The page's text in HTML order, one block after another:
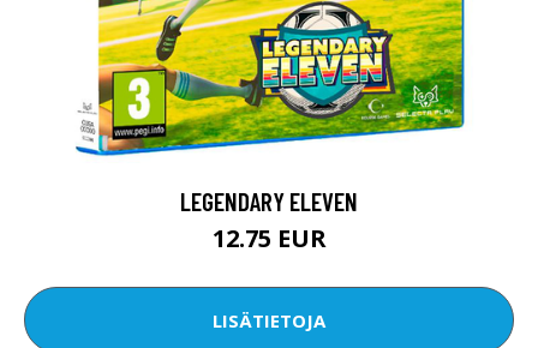
LEGENDARY ELEVEN
12.75 EUR
LISÄTIETOJA